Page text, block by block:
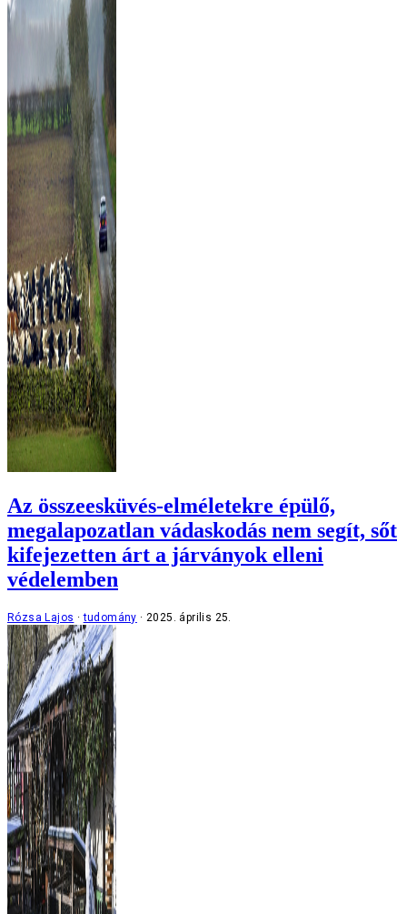
Az összeesküvés-elméletekre épülő,
megalapozatlan vádaskodás nem segít, sőt
kifejezetten árt a járványok elleni
védelemben
Rózsa Lajos tudomány 2025. április 25.